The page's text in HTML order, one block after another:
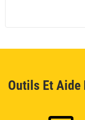
Outils Et Aide